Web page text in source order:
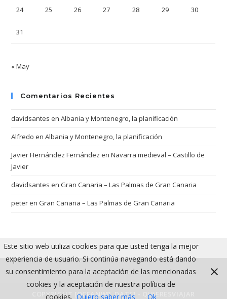
24 25 26 27 28 29 30
31
« May
Comentarios Recientes
davidsantes enAlbania y Montenegro, la planificación
Alfredo enAlbania y Montenegro, la planificación
Javier Hernández Fernández enNavarra medieval – Castillo de
Javier
davidsantes enGran Canaria – Las Palmas de Gran Canaria
peterenGran Canaria – Las Palmas de Gran Canaria
COPYRIGHT [OCEANWP_DATE] - QUIERESVIAJAR
Este sitio web utiliza cookies para que usted tenga la mejor
experiencia de usuario. Si continúa navegando está dando
su consentimiento para la aceptación de las mencionadas
cookies y la aceptación de nuestra política de
cookies. Quiero saber más Ok